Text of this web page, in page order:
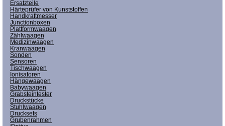
Ersatzteile
Härteprüfer von Kunststoffen
Handkraftmesser
Junctionboxen
Plattformwaagen
Zählwaagen
Medizinwaagen
Kranwaagen
Sonden
Sensoren
Tischwaagen
Ionisatoren
Hängewaagen
Babywaagen
Grabsteintester
Druckstücke
Stuhlwaagen
Drucksets
Grubenrahmen